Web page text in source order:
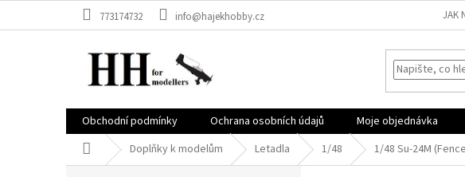
773174732 info@hajekhobby.cz JAK
Obchodní podmínky Ochrana osobních údajů Moje objednávka
Domů Doplňky k modelům Letadla 1/48 1/48 Su-24M